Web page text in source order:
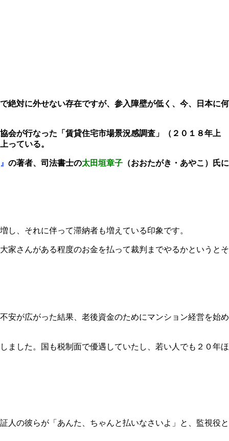
絶対に外せない存在ですが、参入障壁が低く、今、日本に何
会が行なった「賃貸住宅市場景況感調査」（２０１８年上
っている。
の著者、司法書士の太田垣章子 （おおたがき・あやこ）
氏に
、それに伴って滞納者も増えている印象です。
家さんがある程度のお金を払って裁判までやるかというとそ
が広がった結果、老後資金のためにマンション経営を始め
ました。国も税制面で優遇していたし、若い人でも２０年ほ
の彼らが「あんた、ちゃんと払いなさいよ」と、監視役と